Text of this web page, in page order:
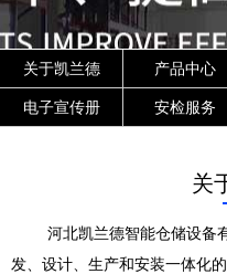
关于凯兰德 产品中心
电子宣传册 安检服务
关
河北凯兰德智能仓储设备有
发、设计、生产和安装一体化